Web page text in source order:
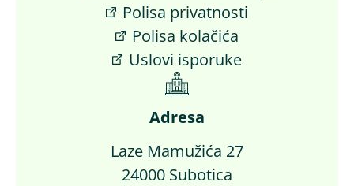
Polisa privatnosti
Polisa kolačića
Uslovi isporuke
Adresa
Laze Mamužića 27
24000 Subotica